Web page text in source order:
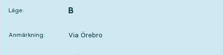
Läge:
LÄGE, B
,
Anmärkning: Via Örebro